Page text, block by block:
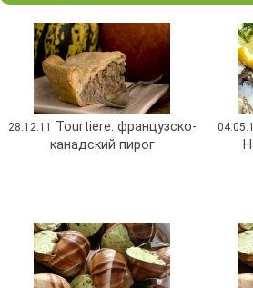
28.12.11 Tourtiere: французско-
канадский пирог